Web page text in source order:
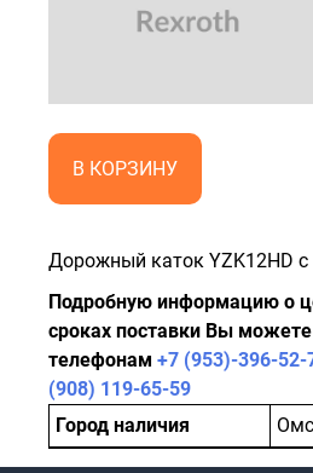
В КОРЗИНУ
Дорожный каток YZK12HD с
Подробную информацию о
сроках поставки Вы
телефонам +7 (953)-396-52-
(908) 119-65-59
Город наличия